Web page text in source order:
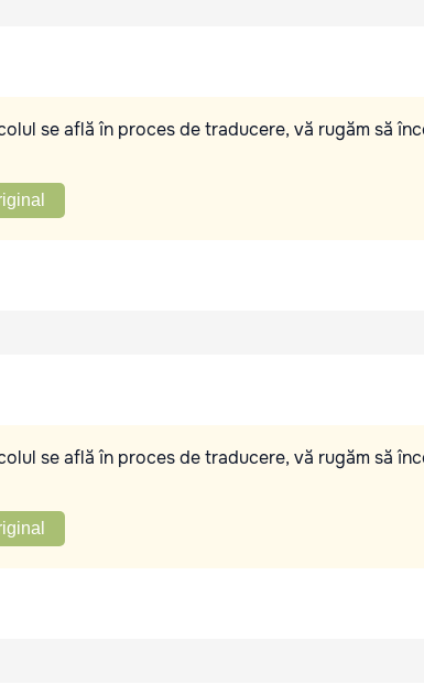
se află în proces de traducere, vă rugăm să
se află în proces de traducere, vă rugăm să